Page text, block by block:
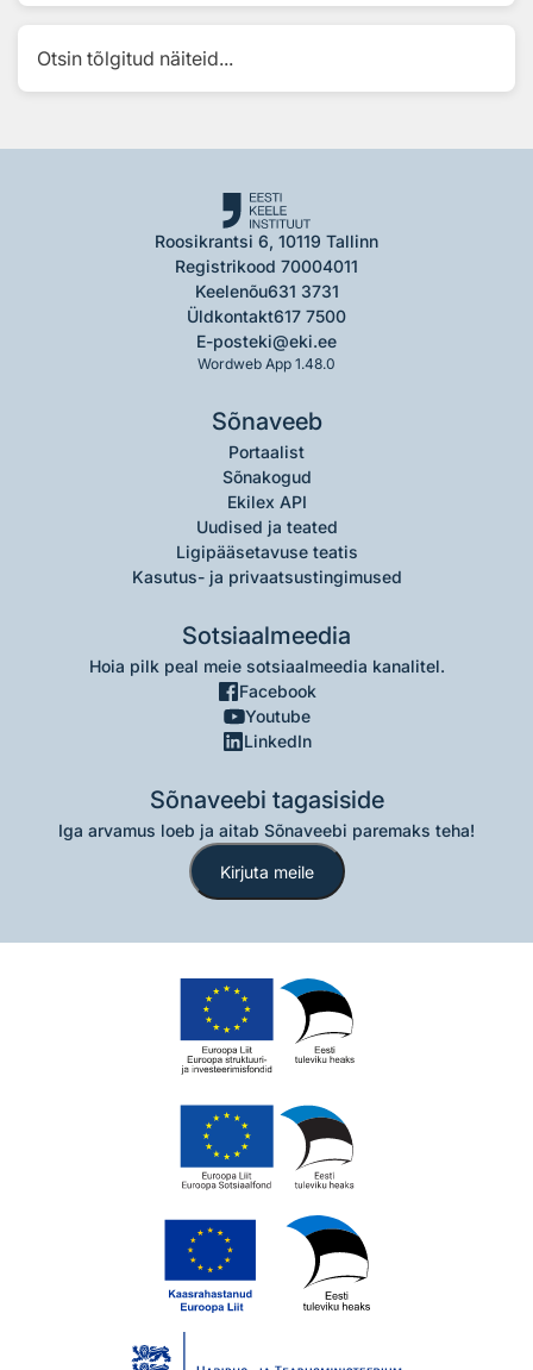
Otsin tõlgitud näiteid...
Roosikrantsi 6, 10119 Tallinn
Registrikood 70004011
Keelenõu631 3731
Üldkontakt617 7500
E-posteki@eki.ee
Wordweb App 1.48.0
Sõnaveeb
Portaalist
Sõnakogud
Ekilex API
Uudised ja teated
Ligipääsetavuse teatis
Kasutus- ja privaatsustingimused
Sotsiaalmeedia
Hoia pilk peal meie sotsiaalmeedia kanalitel.
Facebook
Youtube
LinkedIn
Sõnaveebi tagasiside
Iga arvamus loeb ja aitab Sõnaveebi paremaks teha!
Kirjuta meile